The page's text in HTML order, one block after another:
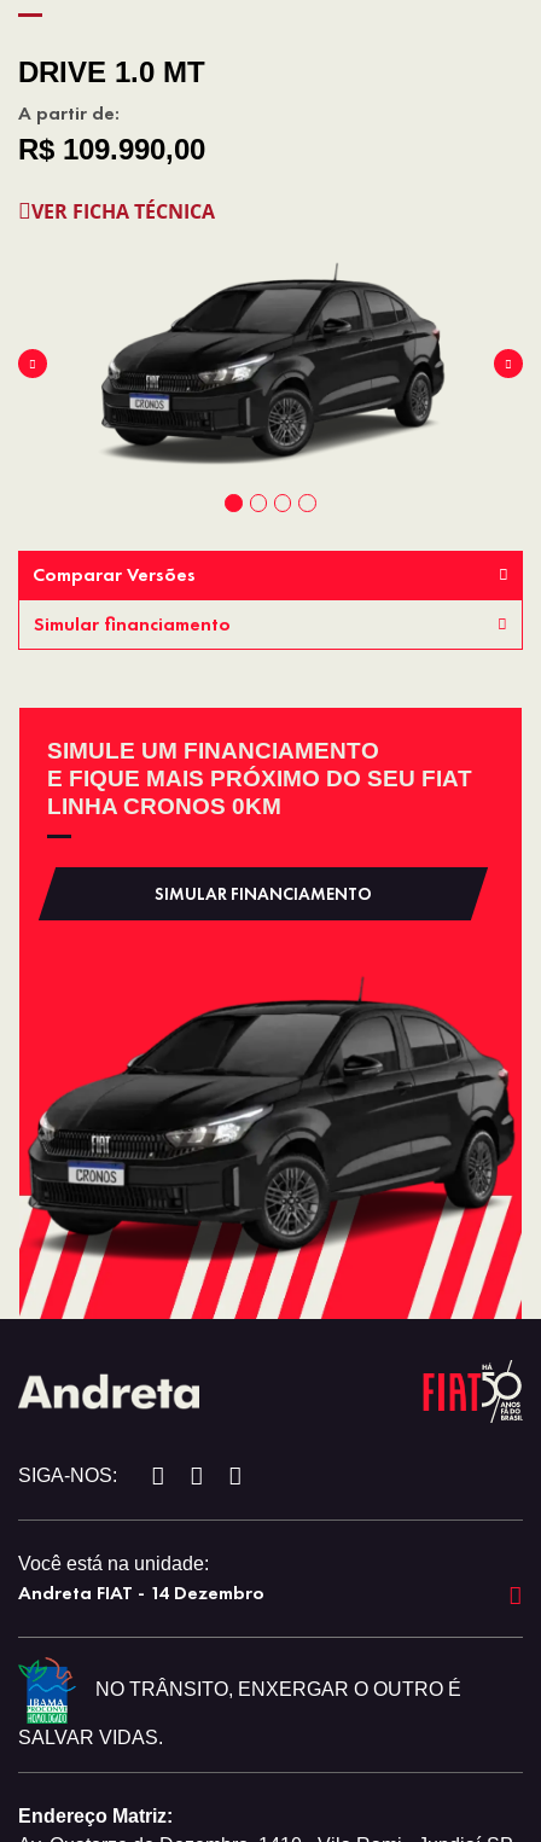
DRIVE 1.0 MT
A partir de:
R$ 109.990,00
VER FICHA TÉCNICA
Comparar Versões
Simular financiamento
SIMULE UM FINANCIAMENTO
E FIQUE MAIS PRÓXIMO DO SEU FIAT
LINHA CRONOS 0KM
SIMULAR FINANCIAMENTO
SIGA-NOS:
Você está na unidade:
Andreta FIAT - 14 Dezembro
NO TRÂNSITO, ENXERGAR O OUTRO É
SALVAR VIDAS.
Endereço Matriz: